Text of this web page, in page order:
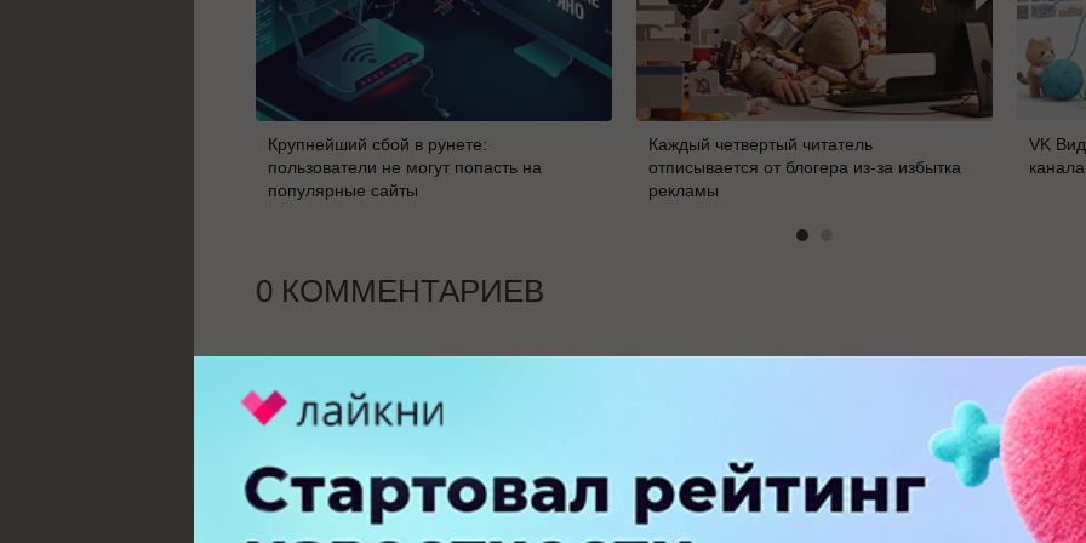
Крупнейший сбой в рунете:
пользователи не могут попасть на
популярные сайты
Каждый четвертый читатель
отписывается от блогера из-за избытка
рекламы
VK
0 КОММЕНТАРИЕВ